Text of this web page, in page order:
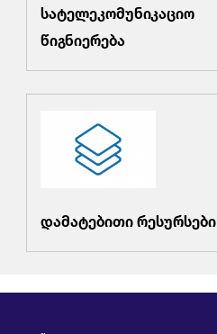
სატელეკომუნიკაციო
წიგნიერება
დამატებითი რესურსები